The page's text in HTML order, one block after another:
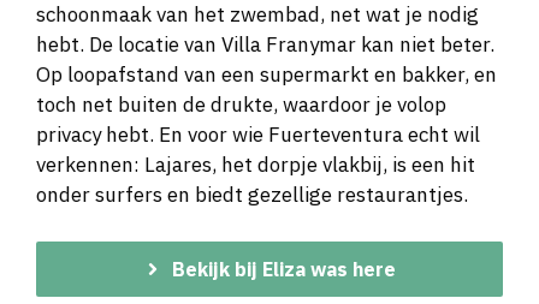
schoonmaak van het zwembad, net wat je nodig
hebt. De locatie van Villa Franymar kan niet beter.
Op loopafstand van een supermarkt en bakker, en
toch net buiten de drukte, waardoor je volop
privacy hebt. En voor wie Fuerteventura echt wil
verkennen: Lajares, het dorpje vlakbij, is een hit
onder surfers en biedt gezellige restaurantjes.
Bekijk bij Eliza was here